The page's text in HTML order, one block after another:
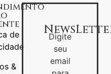
de
&
Digite
seu
email